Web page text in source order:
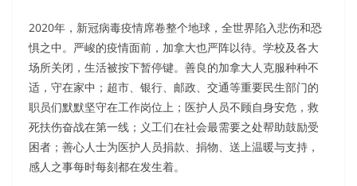
2020年，新冠病毒疫情席卷整个地球，全世界陷入悲伤和恐
惧之中。严峻的疫情面前，加拿大也严阵以待。学校及各大
场所关闭，生活被按下暂停键。善良的加拿大人克服种种不
适，守在家中；超市、银行、邮政、交通等重要民生部门的
职员们默默坚守在工作岗位上；医护人员不顾自身安危，救
死扶伤奋战在第一线；义工们在社会最需要之处帮助鼓励受
困者；善心人士为医护人员捐款、捐物、送上温暖与支持，
感人之事每时每刻都在发生着。